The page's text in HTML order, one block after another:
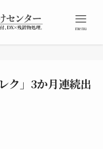
menu
ク」3か月連続出